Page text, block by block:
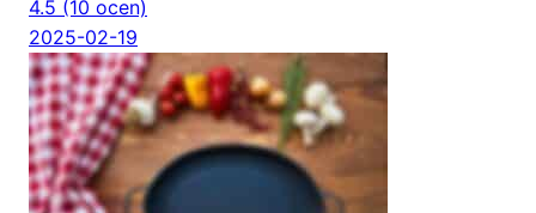
4.5 (10 ocen)
2025-02-19